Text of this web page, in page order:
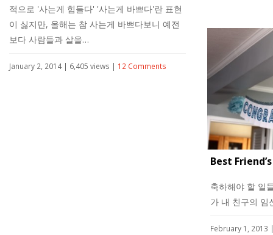
적으로 '사는게 힘들다' '사는게 바쁘다'란 표현
이 싫지만, 올해는 참 사는게 바쁘다보니 예전
보다 사람들과 살을…
January 2, 2014 | 6,405 views | 12 Comments
Best
축하해야 할 일
가 내 친구의
February 1,